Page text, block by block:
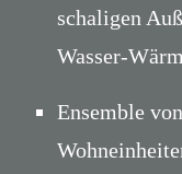
schaligen
Wasser-
Ensemble